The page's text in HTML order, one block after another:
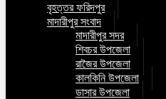
বৃহত্তর ফরিদপুর
মাদারীপুর সংবাদ
মাদারীপুর সদর
শিবচর উপজেলা
রাজৈর উপজেলা
কালকিনি উপজেলা
ডাসার উপজেলা